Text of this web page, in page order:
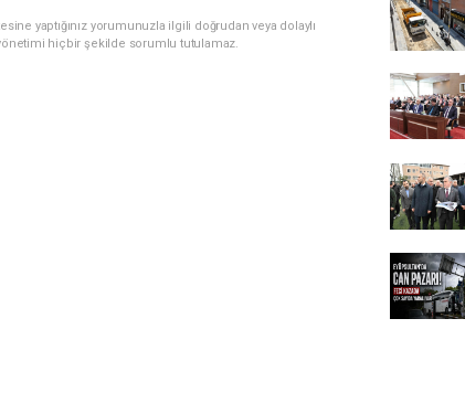
yaptığınız yorumunuzla ilgili doğrudan veya dolaylı
hiçbir şekilde sorumlu tutulamaz.